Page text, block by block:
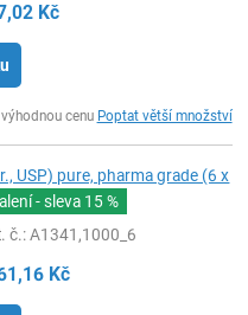
Kč
cenu Poptat větší množství
USP) pure, pharma grade (6 x
- sleva 15 %
č.: A1341,1000_6
Kč